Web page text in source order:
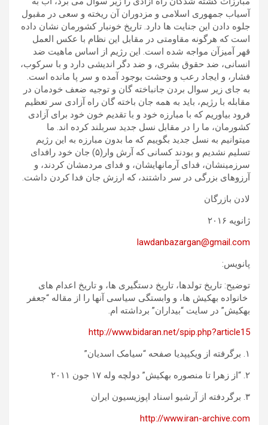
آسیاب جمهوری اسلامی و مزدوران آن ریخته و سعی در مقبول
جلوه دادن این جنایت ها دارد. تاریخ خونبار کشورمان نشان داده
است که هرگونه مقاومتی در مقابل این نظام با عکس العمل
قهر آمیزآن مواجه شده است. این رژیم از اساس ماهیت ضد
انسانی، ضد حقوق بشری، و ضد دگر اندیشی دارد و با سرکوب،
فشار، و ایجاد رعب و وحشت بوجود آمده و سر پا مانده است.
به جای زیر سوال بردن جانباخته گان و توجیه ضعف خودمان در
مقابله با رژیم، باید به همه جان باخته گان راه آزادی سر تعظیم
فرود بیاوریم که با مبارزه خود و با تقدیم خون خود برای آزادی
کشورمان، ما را در مقابل نسل جدید سربلند کرده اند. ما
میتوانیم به نسل جدید بگوییم که ما بدون مبارزه به این رژیم
تسلیم نشدیم و بودند کسانی که آرش وار(۵) جان خود رافدای
سرزمینشان، فدای آرمانهایشان، و فدای مردمشان کردند، و
آرزوهای بزرگی در سر داشتند، که ارزش جان فدا کردن داشت.
لادن بازرگان
ژانویه ۲۰۱۶
lawdanbazargan@gmail.com
پانویس:
توضیح: تاریخ تولدها، تاریخ دستگیری ها، و تاریخ اعدام های
خانواده بهکیش ها، و وابستگی سیاسی آنها را از مقاله “جعفر
بهکیش” در سایت “بیداران” برداشته ام.
http://www.bidaran.net/spip.php?article15
۱. برگرفته از ویکیپدیا صفحه “سیامک اسدیان”
۲. “از زهرا تا منصوره بهکیش” دولچه وله ۱۷ جون ۲۰۱۱
۳. برگردفته از آرشیو اسناد اپوزیسیون ایران
http://www.iran-archive.com